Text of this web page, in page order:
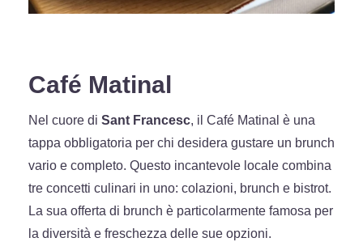
Café Matinal
Nel cuore di Sant Francesc, il Café Matinal è una
tappa obbligatoria per chi desidera gustare un brunch
vario e completo. Questo incantevole locale combina
tre concetti culinari in uno: colazioni, brunch e bistrot.
La sua offerta di brunch è particolarmente famosa per
la diversità e freschezza delle sue opzioni.